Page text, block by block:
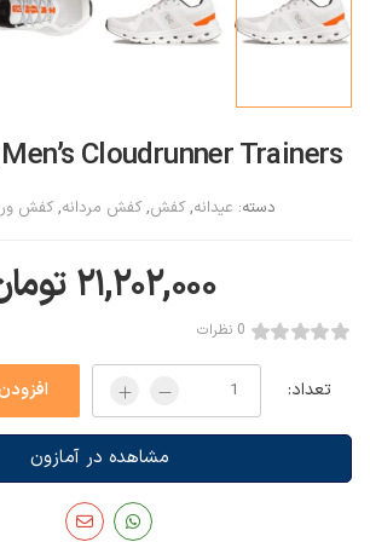
Cloudrunner Trainers
دسته: عیدانه,کفش,کفش مردانه,کفش
۲۱,۲۰۲,۰۰۰
0 نظرات
تعداد:
مشاهده در آمازون